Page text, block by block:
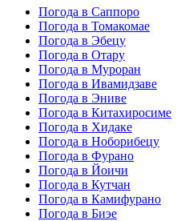
Погода в Саппоро
Погода в Томакомае
Погода в Эбецу
Погода в Отару
Погода в Муроран
Погода в Ивамидзаве
Погода в Эниве
Погода в Китахиросиме
Погода в Хидаке
Погода в Ноборибецу
Погода в Фурано
Погода в Йоичи
Погода в Кутчан
Погода в Камифурано
Погода в Биэе